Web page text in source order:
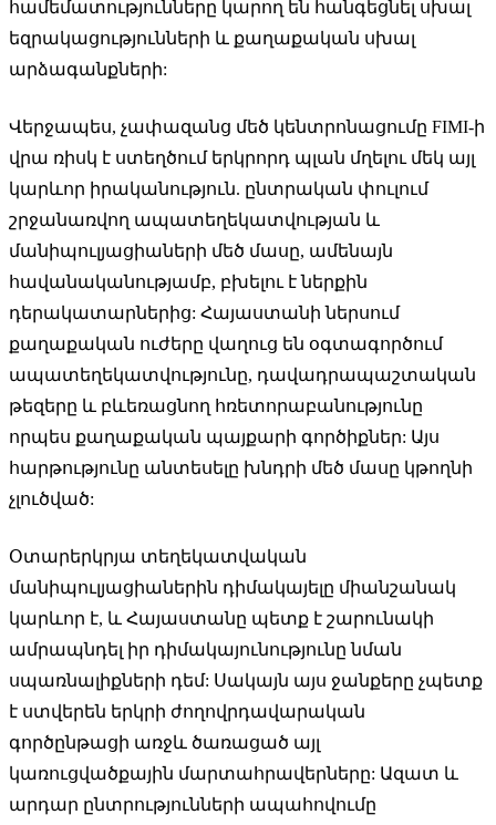
համեմատությունները կարող են հանգեցնել սխալ
եզրակացությունների և քաղաքական սխալ
արձագանքների:
Վերջապես, չափազանց մեծ կենտրոնացումը FIMI-ի
վրա ռիսկ է ստեղծում երկրորդ պլան մղելու մեկ այլ
կարևոր իրականություն. ընտրական փուլում
շրջանառվող ապատեղեկատվության և
մանիպուլյացիաների մեծ մասը, ամենայն
հավանականությամբ, բխելու է ներքին
դերակատարներից: Հայաստանի ներսում
քաղաքական ուժերը վաղուց են օգտագործում
ապատեղեկատվությունը, դավադրապաշտական
թեզերը և բևեռացնող հռետորաբանությունը
որպես քաղաքական պայքարի գործիքներ: Այս
հարթությունը անտեսելը խնդրի մեծ մասը կթողնի
չլուծված:
Օտարերկրյա տեղեկատվական
մանիպուլյացիաներին դիմակայելը միանշանակ
կարևոր է, և Հայաստանը պետք է շարունակի
ամրապնդել իր դիմակայունությունը նման
սպառնալիքների դեմ: Սակայն այս ջանքերը չպետք
է ստվերեն երկրի ժողովրդավարական
գործընթացի առջև ծառացած այլ
կառուցվածքային մարտահրավերները: Ազատ և
արդար ընտրությունների ապահովումը